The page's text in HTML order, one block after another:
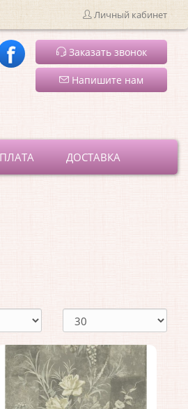
Личный кабинет
Заказать звонок
Напишите нам
ДОСТАВКА